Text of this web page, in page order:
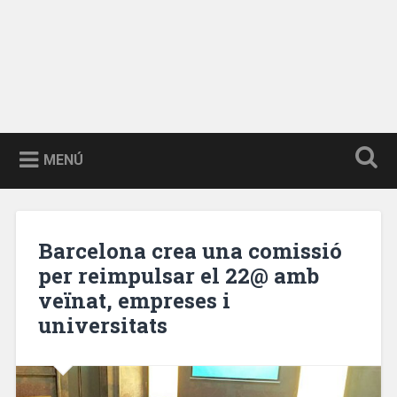
MENÚ
Barcelona crea una comissió
per reimpulsar el 22@ amb
veïnat, empreses i
universitats